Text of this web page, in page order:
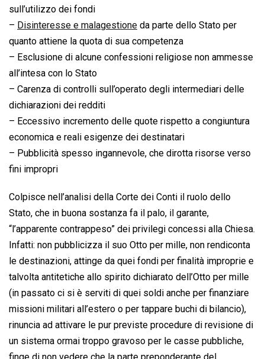
sull’utilizzo dei fondi
– Disinteresse e malagestione da parte dello Stato per
quanto attiene la quota di sua competenza
– Esclusione di alcune confessioni religiose non ammesse
all’intesa con lo Stato
– Carenza di controlli sull’operato degli intermediari delle
dichiarazioni dei redditi
– Eccessivo incremento delle quote rispetto a congiuntura
economica e reali esigenze dei destinatari
– Pubblicità spesso ingannevole, che dirotta risorse verso
fini impropri
Colpisce nell’analisi della Corte dei Conti il ruolo dello
Stato, che in buona sostanza fa il palo, il garante,
“l’apparente contrappeso” dei privilegi concessi alla Chiesa.
Infatti: non pubblicizza il suo Otto per mille, non rendiconta
le destinazioni, attinge da quei fondi per finalità improprie e
talvolta antitetiche allo spirito dichiarato dell’Otto per mille
(in passato ci si è serviti di quei soldi anche per finanziare
missioni militari all’estero o per tappare buchi di bilancio),
rinuncia ad attivare le pur previste procedure di revisione di
un sistema ormai troppo gravoso per le casse pubbliche,